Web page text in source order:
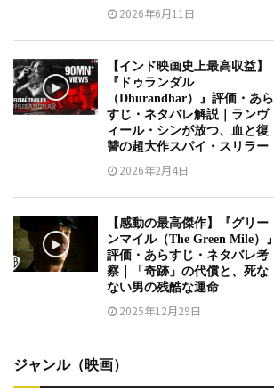
2026年6月11日
【インド映画史上最高収益】
『ドゥランダル
（Dhurandhar）』評価・あら
すじ・ネタバレ解説｜ランヴ
ィール・シンが放つ、血と復
讐の超大作スパイ・スリラー
2026年2月4日
【感動の最高傑作】『グリー
ンマイル（The Green Mile）』
評価・あらすじ・ネタバレ考
察｜「奇跡」の代償と、死な
ない男の残酷な運命
2025年12月29日
ジャンル（映画）